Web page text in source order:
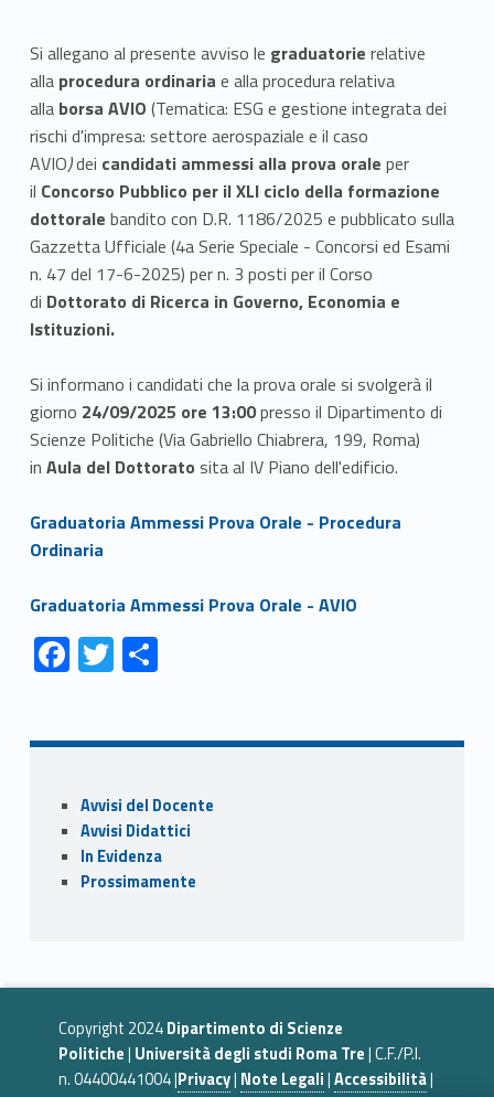
Si allegano al presente avviso le graduatorie relative
alla procedura ordinaria e alla procedura relativa
alla borsa AVIO (Tematica: ESG e gestione integrata dei
rischi d'impresa: settore aerospaziale e il caso
AVIO)dei candidati ammessi alla prova orale per
il Concorso Pubblico per il XLI ciclo della formazione
dottorale bandito con D.R. 1186/2025 e pubblicato sulla
Gazzetta Ufficiale (4a Serie Speciale - Concorsi ed Esami
n. 47 del 17-6-2025) per n. 3 posti per il Corso
di Dottorato di Ricerca in Governo, Economia e
Istituzioni.
Si informano i candidati che la prova orale si svolgerà il
giorno 24/09/2025 ore 13:00presso il Dipartimento di
Scienze Politiche (Via Gabriello Chiabrera, 199, Roma)
in Aula del Dottorato sita al IV Piano dell'edificio.
Link identifier #identifier__134710-1
Graduatoria Ammessi Prova Orale - Procedura
Ordinaria
Link identifier #identifier__169325-2
Graduatoria Ammessi Prova Orale - AVIO
Link identifier #identifier__61314-1
F
ac
b
o
o
k
Link identifier #identifier__1971-2 T
w
er
Link identifier #identifier__161449-3 C
di
vi
di
Sidebar
Avvisi del Docente
Avvisi Didattici
In Evidenza
Prossimamente
Copyright 2024Dipartimento di Scienze
Politiche| Università degli studi Roma Tre| C.F./P.I.
n. 04400441004 |Privacy| Note Legali|Accessibilità|